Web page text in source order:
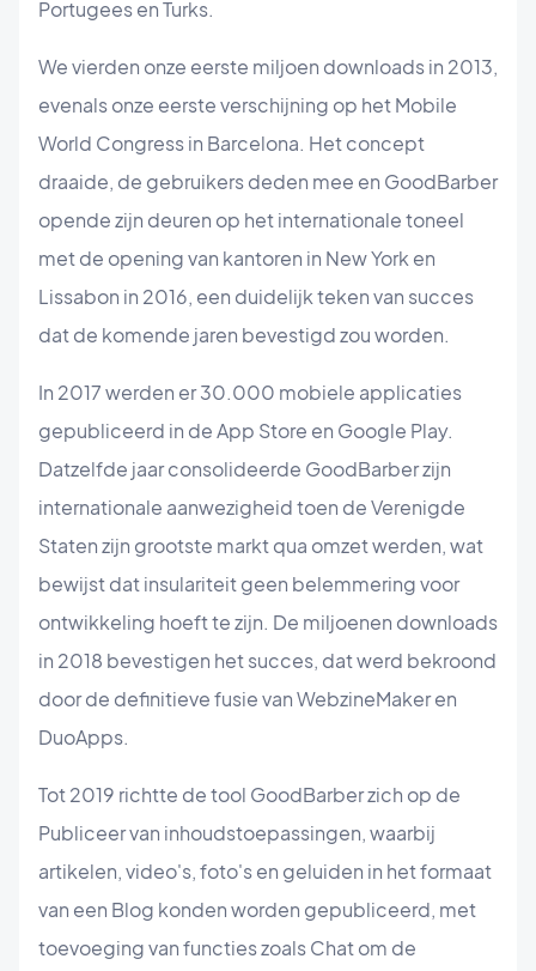
Portugees en Turks.
We vierden onze eerste miljoen downloads in 2013,
evenals onze eerste verschijning op het Mobile
World Congress in Barcelona. Het concept
draaide, de gebruikers deden mee en GoodBarber
opende zijn deuren op het internationale toneel
met de opening van kantoren in New York en
Lissabon in 2016, een duidelijk teken van succes
dat de komende jaren bevestigd zou worden.
In 2017 werden er 30.000 mobiele applicaties
gepubliceerd in de App Store en Google Play.
Datzelfde jaar consolideerde GoodBarber zijn
internationale aanwezigheid toen de Verenigde
Staten zijn grootste markt qua omzet werden, wat
bewijst dat insulariteit geen belemmering voor
ontwikkeling hoeft te zijn. De miljoenen downloads
in 2018 bevestigen het succes, dat werd bekroond
door de definitieve fusie van WebzineMaker en
DuoApps.
Tot 2019 richtte de tool GoodBarber zich op de
Publiceer van inhoudstoepassingen, waarbij
artikelen, video's, foto's en geluiden in het formaat
van een Blog konden worden gepubliceerd, met
toevoeging van functies zoals Chat om de